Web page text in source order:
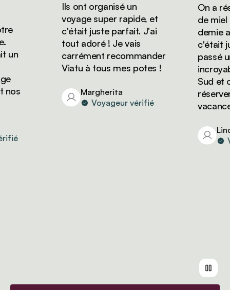
Ils ont organisé un
voyage super rapide, et
c'était juste parfait. J'ai
tout adoré ! Je vais
carrément recommander
Viatu à tous mes potes !
Margherita
Voyageur vérifié
On a
de miel
demie
c'était
passé un
Sud et
réserver
Linda